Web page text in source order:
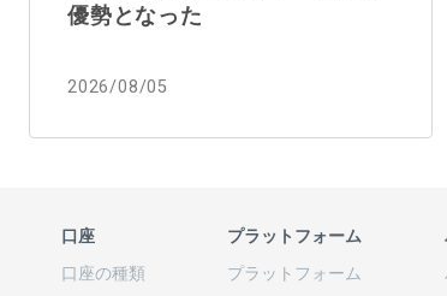
優勢となった
2026/08/05
口座
口座の種類
プラットフォーム
プラットフォーム